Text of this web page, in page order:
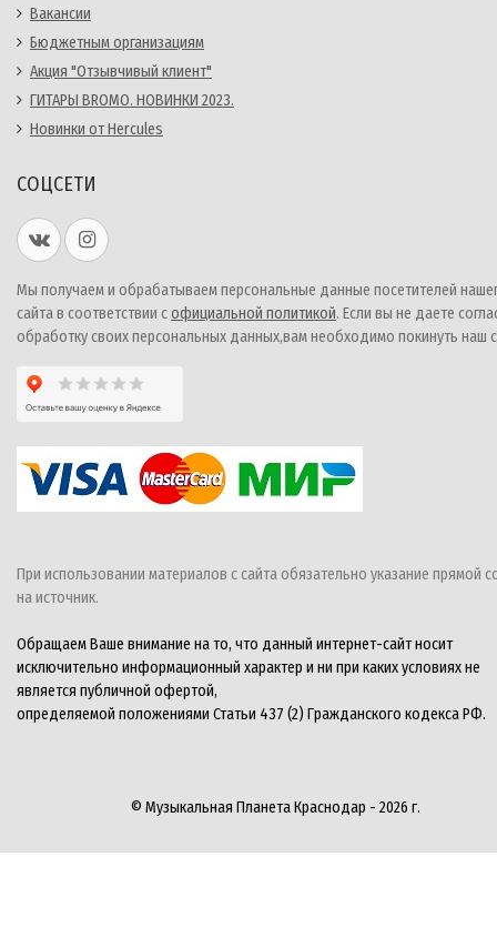
Вакансии
Бюджетным организациям
Акция "Отзывчивый клиент"
ГИТАРЫ BROMO. НОВИНКИ 2023.
Новинки от Hercules
СОЦСЕТИ
Мы получаем и обрабатываем персональные данные посетителей
сайта в соответствии софициальной политикой. Если вы не даете
обработку своих персональных данных,вам необходимо покинуть наш
При использовании материалов с сайта обязательно указание прямой
на источник.
Обращаем Ваше внимание на то, что данный интернет-сайт носит
исключительно информационный характер и ни при каких условиях не
является публичной офертой,
определяемой положениями Статьи 437 (2) Гражданского кодекса РФ.
© Музыкальная Планета Краснодар - 2026 г.